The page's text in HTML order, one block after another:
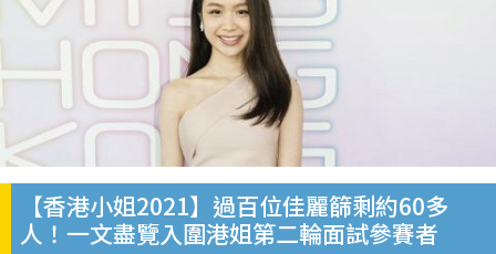
【香港小姐2021】過百位佳麗篩剩約60多
人！一文盡覽入圍港姐第二輪面試參賽者